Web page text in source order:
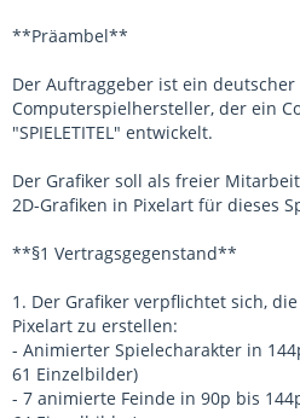
**Präambel**
Der Auftraggeber ist ein deutscher
Computerspielhersteller, der ein
"SPIELETITEL" entwickelt.
Der Grafiker soll als freier
2D-Grafiken in Pixelart für dieses
**§1 Vertragsgegenstand**
1. Der Grafiker verpflichtet sich,
Pixelart zu erstellen:
- Animierter Spielecharakter in
61 Einzelbilder)
- 7 animierte Feinde in 90p bis